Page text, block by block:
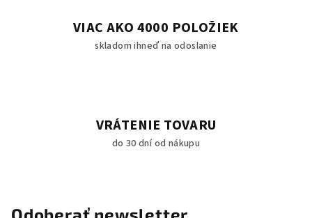
VIAC AKO 4000 POLOŽIEK
skladom ihneď na odoslanie
VRÁTENIE TOVARU
do 30 dní od nákupu